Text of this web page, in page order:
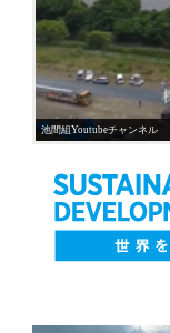
池間組Youtubeチャンネル